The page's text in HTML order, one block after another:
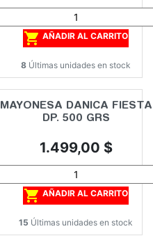
 AÑADIR AL CARRITO
8 Últimas unidades en stock
MAYONESA DANICA FIESTA
DP. 500 GRS
Precio
1.499,00 $
 AÑADIR AL CARRITO
15 Últimas unidades en stock